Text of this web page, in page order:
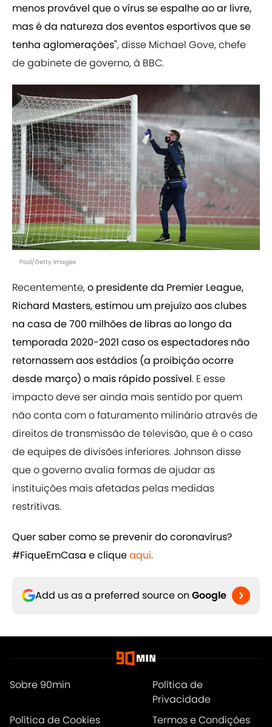
menos provável que o vírus se espalhe ao ar livre,
mas é da natureza dos eventos esportivos que se
tenha aglomerações", disse Michael Gove, chefe
de gabinete de governo, à BBC.
Pool/Getty Images
Recentemente,o presidente da Premier League,
Richard Masters, estimou um prejuízo aos clubes
na casa de 700 milhões de libras ao longo da
temporada 2020-2021 caso os espectadores não
retornassem aos estádios (a proibição ocorre
desde março) o mais rápido possível. E esse
impacto deve ser ainda mais sentido por quem
não conta com o faturamento milinário através de
direitos de transmissão de televisão, que é o caso
de equipes de divisões inferiores. Johnson disse
que o governo avalia formas de ajudar as
instituições mais afetadas pelas medidas
restritivas.
Quer saber como se prevenir do coronavírus?
#FiqueEmCasa e clique ​aqui.
Add us as a preferred source on Google
Sobre 90min
Política de
Privacidade
Política de Cookies
Termos e Condições